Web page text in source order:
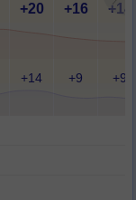
+20 +16 +14
+14 +9 +9